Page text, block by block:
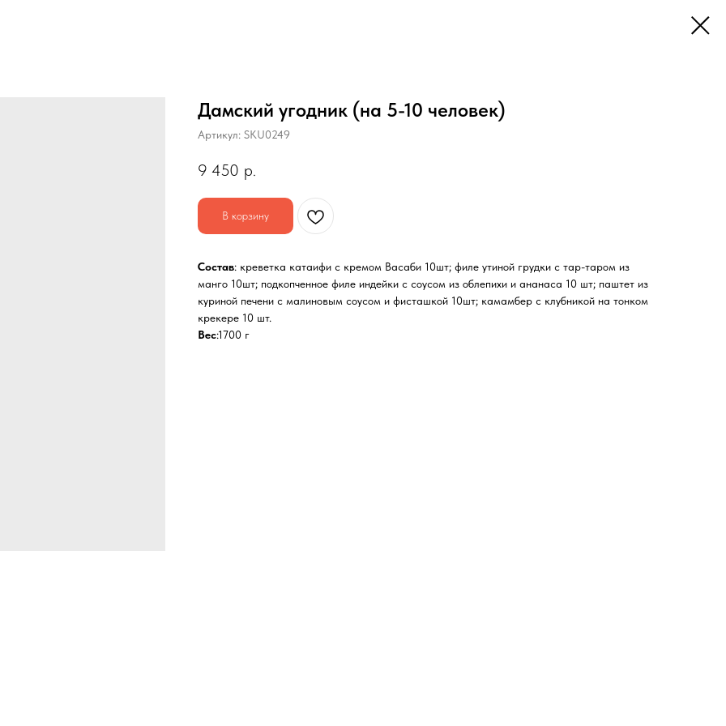
Дамский угодник (на 5-10 человек)
Артикул: SKU0249
9 450 р.
В корзину
Состав: креветка катаифи с кремом Васаби 10шт; филе утиной грудки с тар-таром из
манго 10шт; подкопченное филе индейки с соусом из облепихи и ананаса 10 шт; паштет из
куриной печени с малиновым соусом и фисташкой 10шт; камамбер с клубникой на тонком
крекере 10 шт.
Вес:1700 г